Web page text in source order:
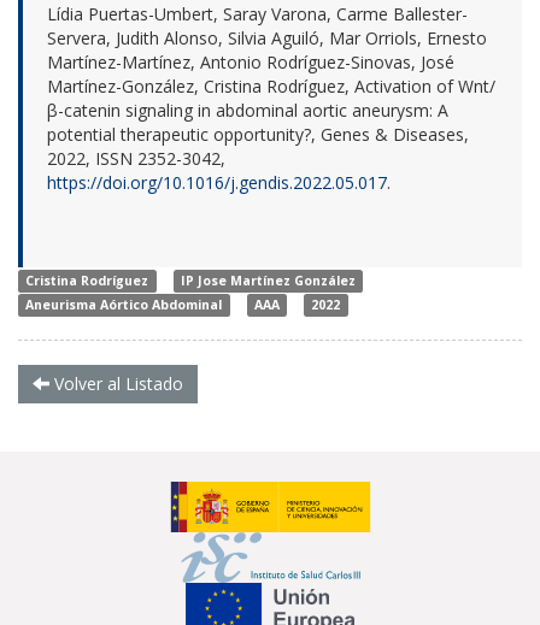
Lídia Puertas-Umbert, Saray Varona, Carme Ballester-
Servera, Judith Alonso, Silvia Aguiló, Mar Orriols, Ernesto
Martínez-Martínez, Antonio Rodríguez-Sinovas, José
Martínez-González, Cristina Rodríguez, Activation of Wnt/
β-catenin signaling in abdominal aortic aneurysm: A
potential therapeutic opportunity?, Genes & Diseases,
2022, ISSN 2352-3042,
https://doi.org/10.1016/j.gendis.2022.05.017.
Cristina Rodríguez
IP Jose Martínez González
Aneurisma Aórtico Abdominal
AAA 2022
Volver al Listado